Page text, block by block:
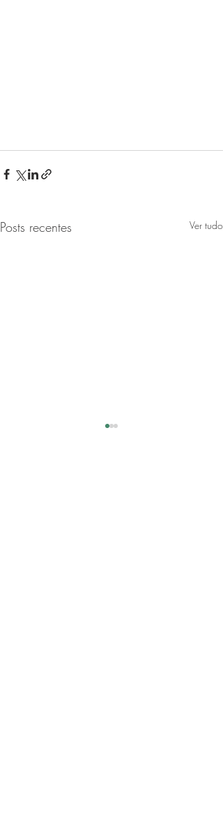
Posts recentes Ver tudo